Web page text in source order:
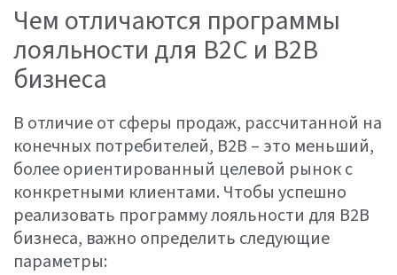
Чем отличаются программы
лояльности для B2C и B2B
бизнеса
В отличие от сферы продаж, рассчитанной на
конечных потребителей, B2B – это меньший,
более ориентированный целевой рынок с
конкретными клиентами. Чтобы успешно
реализовать программу лояльности для B2B
бизнеса, важно определить следующие
параметры: